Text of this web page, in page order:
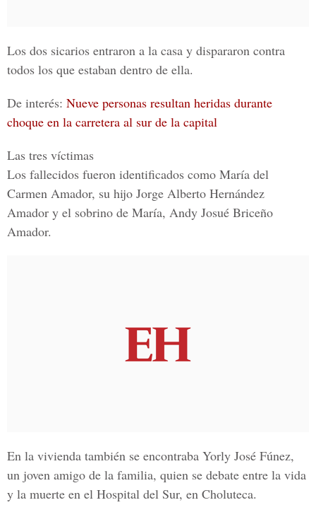
Los dos sicarios entraron a la casa y dispararon contra
todos los que estaban dentro de ella.
De interés: Nueve personas resultan heridas durante
choque en la carretera al sur de la capital
Las tres víctimas
Los fallecidos fueron identificados como María del
Carmen Amador, su hijo Jorge Alberto Hernández
Amador y el sobrino de María, Andy Josué Briceño
Amador.
En la vivienda también se encontraba Yorly José Fúnez,
un joven amigo de la familia, quien se debate entre la vida
y la muerte en el Hospital del Sur, en Choluteca.